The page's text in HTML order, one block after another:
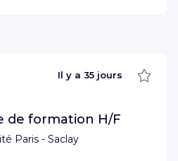
Paris - Saclay
Il y a 35 jours
de formation H/F